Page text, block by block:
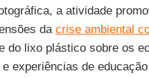
a atividade
da crise ambiental
do lixo plástico sobre os
experiências de